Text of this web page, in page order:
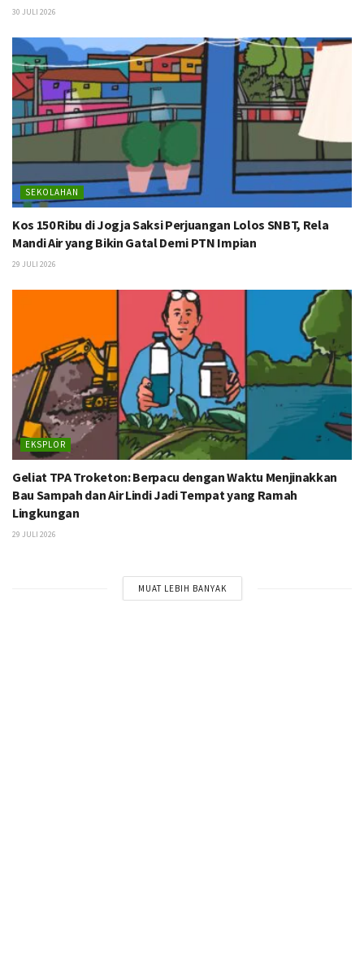
30 JULI 2026
SEKOLAHAN
Kos 150 Ribu di Jogja Saksi Perjuangan Lolos SNBT, Rela
Mandi Air yang Bikin Gatal Demi PTN Impian
29 JULI 2026
EKSPLOR
Geliat TPA Troketon: Berpacu dengan Waktu Menjinakkan
Bau Sampah dan Air Lindi Jadi Tempat yang Ramah
Lingkungan
29 JULI 2026
MUAT LEBIH BANYAK